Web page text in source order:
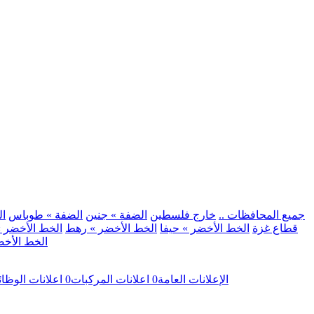
.. جميع المحافظات .. خارج فلسطين الضفة » جنين الضفة » طوباس
قطاع غزة الخط الأخضر » حيفا الخط الأخضر » رهط الخط الأخضر
الخط
الإعلانات العامة0 اعلانات المركبات0 اعلانات